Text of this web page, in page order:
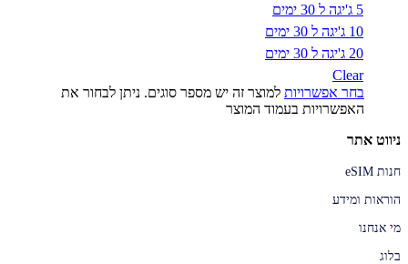
5 ג'יגה ל 30 ימים
10 ג'יגה ל 30 ימים
20 ג'יגה ל 30 ימים
Clear
בחר אפשרויות למוצר זה יש מספר סוגים. ניתן לבחור את
האפשרויות בעמוד המוצר
ניווט אתר
חנות eSIM
הוראות ומידע
מי אנחנו
בלוג